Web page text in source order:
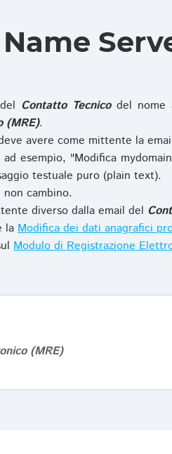
Contatto Tecnicodel nome
(MRE).
avere come mittente la
esempio, "Modifica
testuale puro (plain text).
cambino.
diverso dalla email del
la Modifica dei dati anagrafici
Modulo di Registrazione
(MRE)